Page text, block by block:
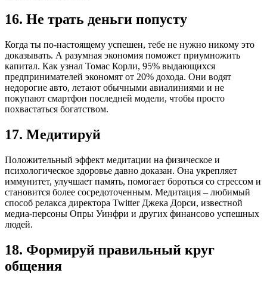
16. Не трать деньги попусту
Когда ты по-настоящему успешен, тебе не нужно никому это
доказывать. А разумная экономия поможет приумножить
капитал. Как узнал Томас Корли, 95% выдающихся
предпринимателей экономят от 20% дохода. Они водят
недорогие авто, летают обычными авиалиниями и не
покупают смартфон последней модели, чтобы просто
похвастаться богатством.
17. Медитируй
Положительный эффект медитации на физическое и
психологическое здоровье давно доказан. Она укрепляет
иммунитет, улучшает память, помогает бороться со стрессом и
становится более сосредоточенным. Медитация – любимый
способ релакса директора Twitter Джека Дорси, известной
медиа-персоны Опры Уинфри и других финансово успешных
людей.
18. Формируй правильный круг
общения